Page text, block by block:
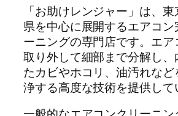
「お助けレンジャー」は、
県を中心に展開するエアコン
ーニングの専門店です。エア
取り外して細部まで分解し、
たカビやホコリ、油汚れな
浄する高度な技術を提供して